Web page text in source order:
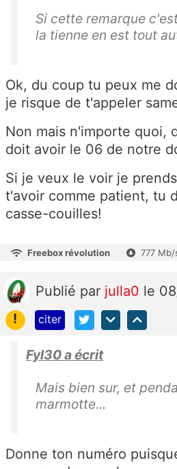
Si cette remarque
la tienne en est tout
Ok, du coup tu peux me
je risque de t'appeler
Non mais n'importe quoi,
doit avoir le 06 de notre
Si je veux le voir je
t'avoir comme patient, tu
casse-couilles!
Freebox révolution 777 Mb/
Publié par julla0 le
!
citer
Fyl30 a écrit
Mais bien sur, et
marmotte...
Donne ton numéro